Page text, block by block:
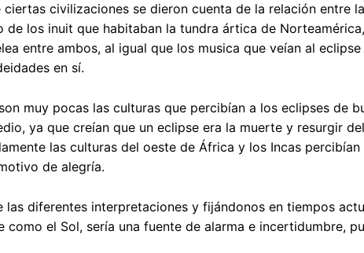
ciertas civilizaciones se dieron cuenta de la relación entre
de los inuit que habitaban la tundra ártica de
entre ambos, al igual que los musica que veían al
en sí.
muy pocas las culturas que percibían a los eclipses de
ya que creían que un eclipse era la muerte y resurgir
las culturas del oeste de África y los Incas
de alegría.
las diferentes interpretaciones y fijándonos en tiempos
el Sol, sería una fuente de alarma e incertidumbre,